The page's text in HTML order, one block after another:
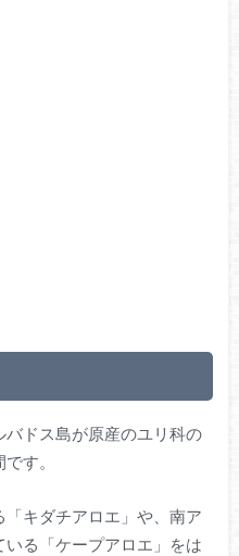
ドス島が原産のユリ科の
す。
キダチアロエ」や、南ア
る「ケープアロエ」をは